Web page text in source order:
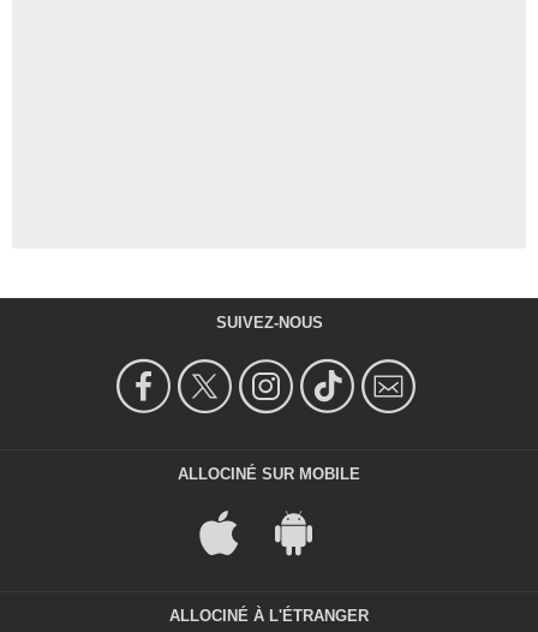
SUIVEZ-NOUS
ALLOCINÉ SUR MOBILE
ALLOCINÉ À L'ÉTRANGER